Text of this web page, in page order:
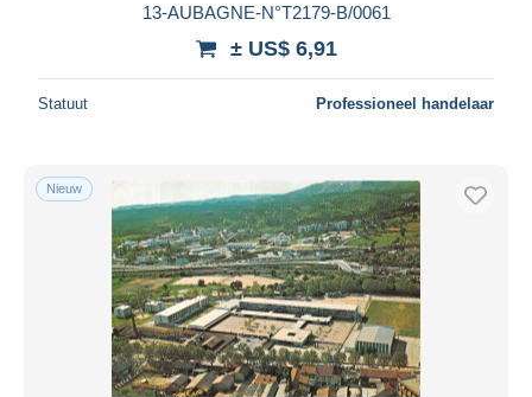
13-AUBAGNE-N°T2179-B/0061
± US$ 6,91
Statuut Professioneel handelaar
Nieuw